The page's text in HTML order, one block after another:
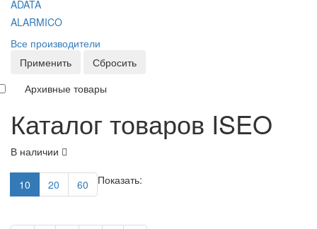
ADATA
ALARMICO
Все производители
Применить
Сбросить
Архивные товары
Каталог товаров ISEO
В наличии
Показать:
10 20 60